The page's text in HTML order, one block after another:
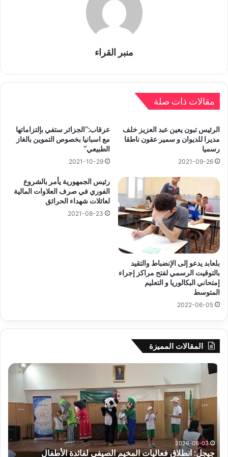
منبر القراء
مقالات ذات صلة
الرئيس تبون يعين عبد العزيز خلف
مديرا للديوان و سمير عقون ناطقا
رسميا
2021-09-26
عرقاب:”الجزائر ستفي بإلتزاماتها
مع اسبانيا بخصوص التموين بالغاز
الطبيعي”
2021-10-29
بلعابد يدعو إلى الإنضباط والتقيد
بالتوقيت الرسمي لفتح مراكز إجراء
إمتحاني البكالوريا و التعليم
المتوسط
2022-06-05
رئيس الجمهورية يأمر بالشروع
الفوري في صرف العلاوات المالية
لعائلات شهداء الحرائق
2021-08-23
المقالات المميزة
جيجل:
المخيم
لفائدة
الأطفال
المصابين
بطيف
2026-08-03
جيجل: انطلاق فعاليات المخيم الصيفي لفائدة الأطفال